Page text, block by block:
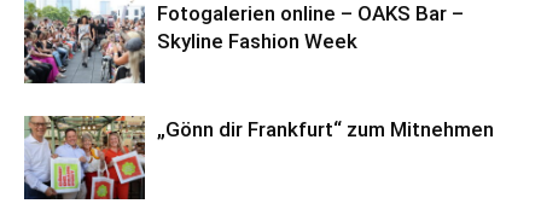
Fotogalerien online – OAKS Bar –
Skyline Fashion Week
„Gönn dir Frankfurt“ zum Mitnehmen